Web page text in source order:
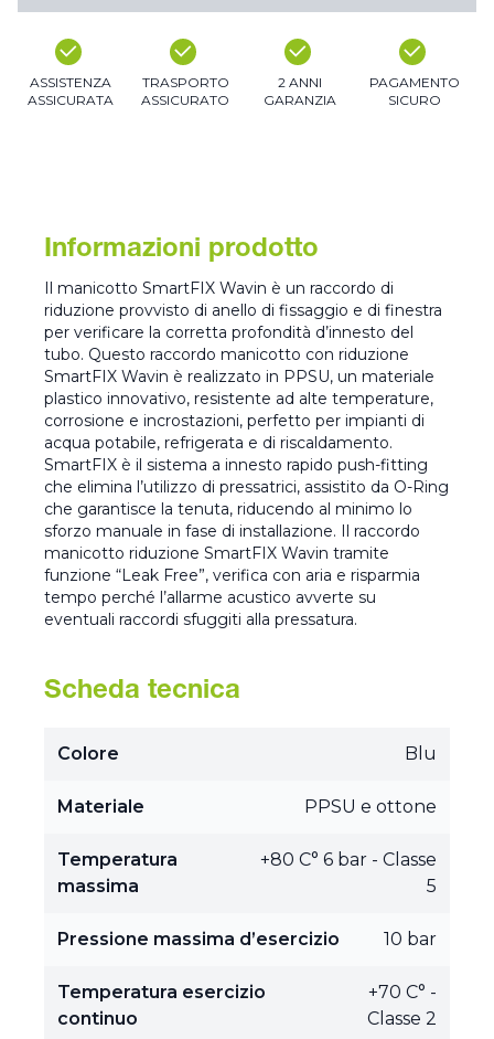
ASSISTENZA
ASSICURATA
TRASPORTO
ASSICURATO
2 ANNI
GARANZIA
PAGAMENTO
SICURO
Informazioni prodotto
Il manicotto SmartFIX Wavin è un raccordo di
riduzione provvisto di anello di fissaggio e di finestra
per verificare la corretta profondità d’innesto del
tubo. Questo raccordo manicotto con riduzione
SmartFIX Wavin è realizzato in PPSU, un materiale
plastico innovativo, resistente ad alte temperature,
corrosione e incrostazioni, perfetto per impianti di
acqua potabile, refrigerata e di riscaldamento.
SmartFIX è il sistema a innesto rapido push-fitting
che elimina l’utilizzo di pressatrici, assistito da O-Ring
che garantisce la tenuta, riducendo al minimo lo
sforzo manuale in fase di installazione. Il raccordo
manicotto riduzione SmartFIX Wavin tramite
funzione “Leak Free”, verifica con aria e risparmia
tempo perché l’allarme acustico avverte su
eventuali raccordi sfuggiti alla pressatura.
Scheda tecnica
Colore Blu
Materiale PPSU e ottone
Temperatura
massima
+80 C° 6 bar - Classe
5
Pressione massima d’esercizio 10 bar
Temperatura esercizio
continuo
+70 C° -
Classe 2